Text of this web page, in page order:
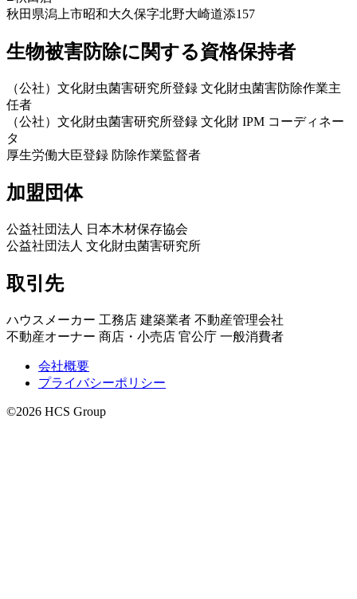
秋田県潟上市昭和大久保字北野大崎道添157
生物被害防除に関する資格保持者
（公社）文化財虫菌害研究所登録 文化財虫菌害防除作業主
任者
（公社）文化財虫菌害研究所登録 文化財 IPM コーディネー
タ
厚生労働大臣登録 防除作業監督者
加盟団体
公益社団法人 日本木材保存協会
公益社団法人 文化財虫菌害研究所
取引先
ハウスメーカー 工務店 建築業者 不動産管理会社
不動産オーナー 商店・小売店 官公庁 一般消費者
会社概要
プライバシーポリシー
©2026 HCS Group